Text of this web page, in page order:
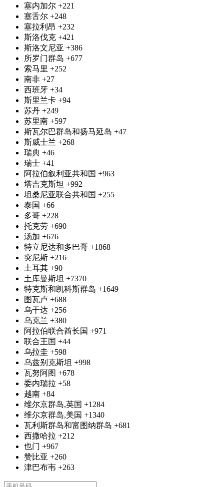
塞内加尔 +221
塞舌尔 +248
塞拉利昂 +232
斯洛伐克 +421
斯洛文尼亚 +386
所罗门群岛 +677
索马里 +252
南非 +27
西班牙 +34
斯里兰卡 +94
苏丹 +249
苏里南 +597
斯瓦尔巴群岛和扬马延岛 +47
斯威士兰 +268
瑞典 +46
瑞士 +41
阿拉伯叙利亚共和国 +963
塔吉克斯坦 +992
坦桑尼亚联合共和国 +255
泰国 +66
多哥 +228
托克劳 +690
汤加 +676
特立尼达和多巴哥 +1868
突尼斯 +216
土耳其 +90
土库曼斯坦 +7370
特克斯和凯科斯群岛 +1649
图瓦卢 +688
乌干达 +256
乌克兰 +380
阿拉伯联合酋长国 +971
联合王国 +44
乌拉圭 +598
乌兹别克斯坦 +998
瓦努阿图 +678
委内瑞拉 +58
越南 +84
维尔京群岛,英国 +1284
维尔京群岛,美国 +1340
瓦利斯群岛和富图纳群岛 +681
西撒哈拉 +212
也门 +967
赞比亚 +260
津巴布韦 +263